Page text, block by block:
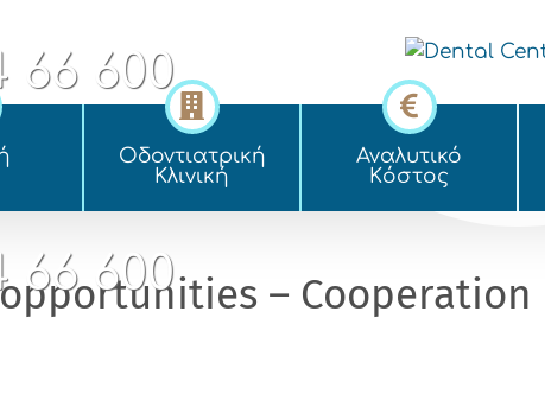
66 600
66 600
66 600
Οδοντιατρική
Kλινική
Αναλυτικό
Kόστος
– Cooperation